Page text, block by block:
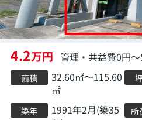
4.2万円 管理・共益費0円
面積
32.60㎡～115.60
㎡
築年
1991年2月(築35
所